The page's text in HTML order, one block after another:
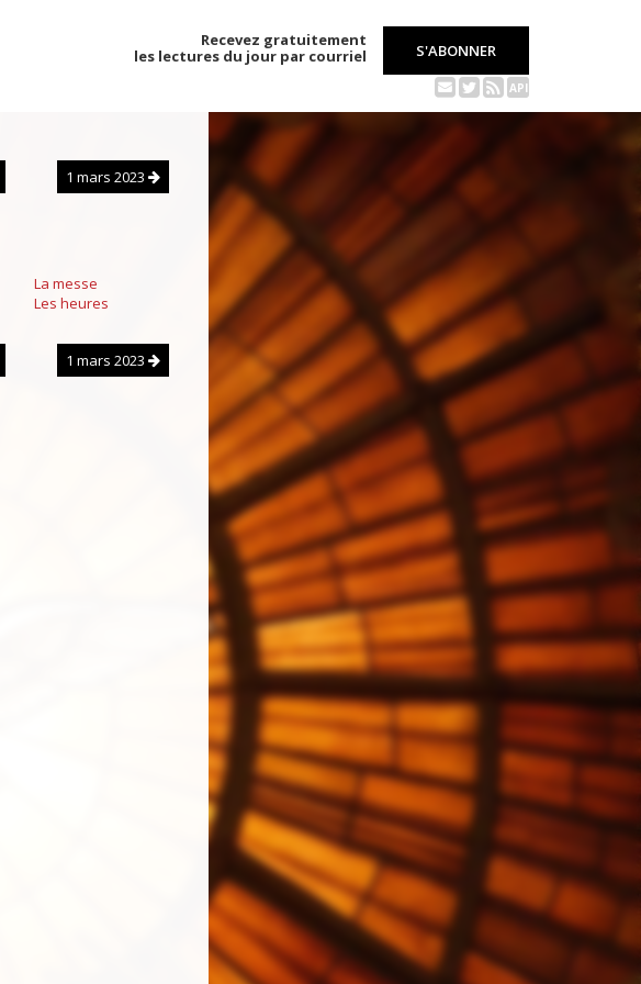
Recevez gratuitement
les lectures du jour par courriel
S'ABONNER
API
1 mars 2023
La messe
Les heures
1 mars 2023